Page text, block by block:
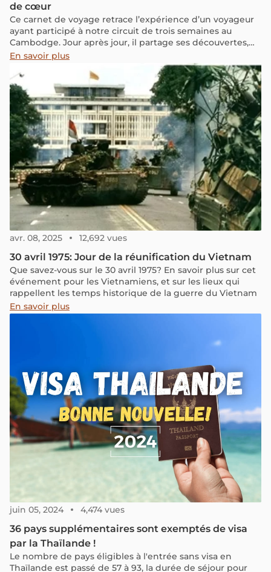
de cœur
Ce carnet de voyage retrace l’expérience d’un voyageur
ayant participé à notre circuit de trois semaines au
Cambodge. Jour après jour, il partage ses découvertes,
ses impressions et ses moments forts, offrant un regard
authentique sur ce pays aux multiples facettes. Entre
temples majestueux, paysages grandioses et rencontres
marquantes, cet itinéraire permet de mieux
appréhender la culture khmère. Si vous préparez un
voyage au Cambodge, ce récit pourra vous donner des
idées pour construire votre propre parcours à travers ces
terres riches en histoire et en traditions.
En savoir plus
avr. 08, 2025 12,692 vues
30 avril 1975: Jour de la réunification du Vietnam
Que savez-vous sur le 30 avril 1975? En savoir plus sur cet
événement pour les Vietnamiens, et sur les lieux qui
rappellent les temps historique de la guerre du Vietnam
En savoir plus
juin 05, 2024 4,474 vues
36 pays supplémentaires sont exemptés de visa
par la Thaïlande !
Le nombre de pays éligibles à l'entrée sans visa en
Thaïlande est passé de 57 à 93, la durée de séjour pour